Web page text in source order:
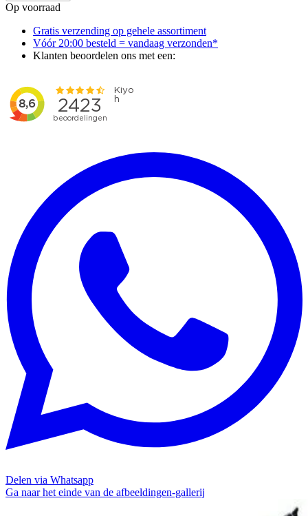
Op voorraad
Gratis verzending op gehele assortiment
Vóór 20:00 besteld = vandaag verzonden*
Klanten beoordelen ons met een:
Delen via Whatsapp
Ga naar het einde van de afbeeldingen-gallerij